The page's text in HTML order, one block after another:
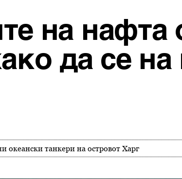
на нафта
да се на
океански танкери на островот Харг